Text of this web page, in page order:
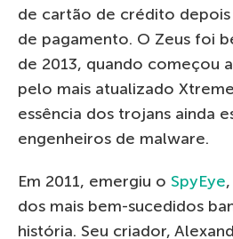
de cartão de crédito
de pagamento. O Zeus foi
de 2013, quando começou
pelo mais atualizado
essência dos trojans ainda
engenheiros de malware.
Em 2011, emergiu o SpyEye
dos mais bem-sucedidos
história. Seu criador,